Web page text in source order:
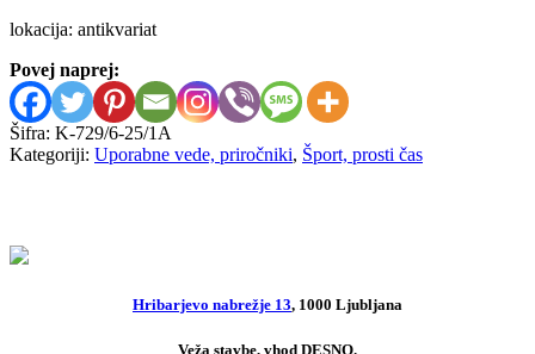
lokacija: antikvariat
Povej naprej:
Šifra: K-729/6-25/1A
Kategoriji: Uporabne vede, priročniki, Šport, prosti čas
Hribarjevo nabrežje 13, 1000 Ljubljana
Veža stavbe, vhod DESNO.